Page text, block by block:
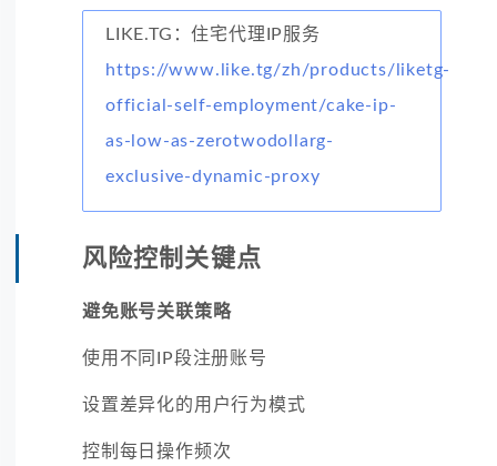
LIKE.TG：住宅代理IP服务
https://www.like.tg/zh/products/liketg-
official-self-employment/cake-ip-
as-low-as-zerotwodollarg-
exclusive-dynamic-proxy
风险控制关键点
避免账号关联策略
使用不同IP段注册账号
设置差异化的用户行为模式
控制每日操作频次